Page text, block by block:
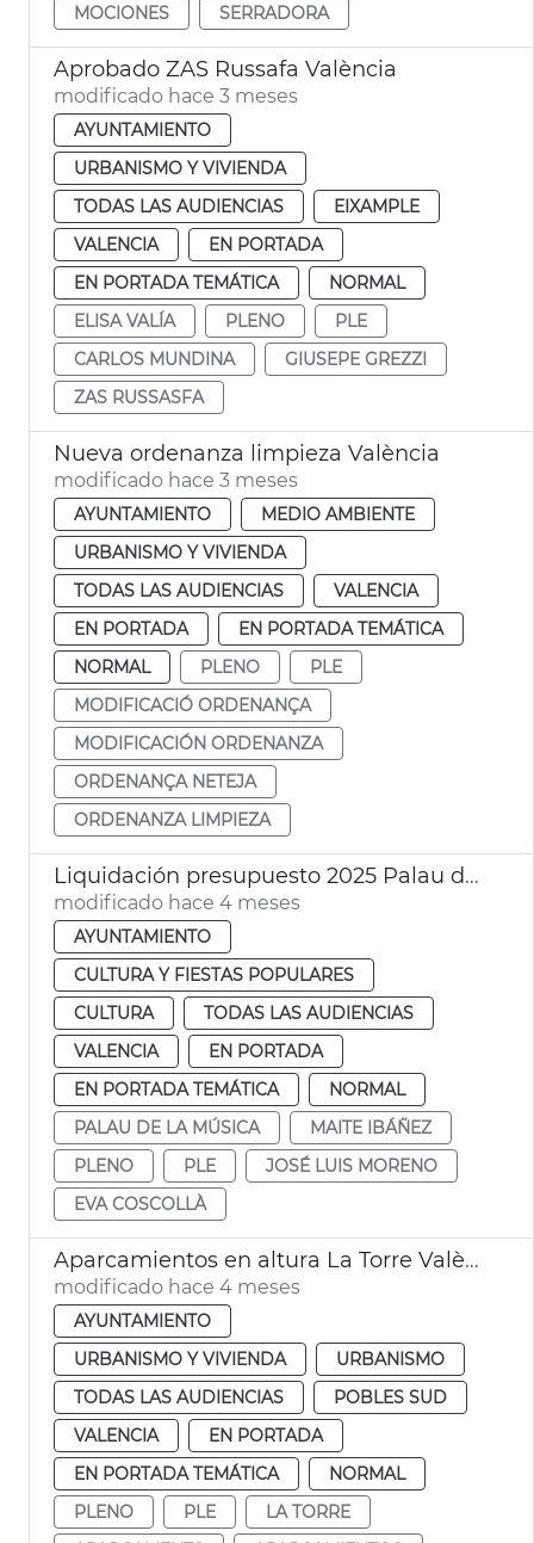
MOCIONES
SERRADORA
Aprobado ZAS Russafa València
modificado hace 3 meses
AYUNTAMIENTO
URBANISMO Y VIVIENDA
TODAS LAS AUDIENCIAS
EIXAMPLE
VALENCIA
EN PORTADA
EN PORTADA TEMÁTICA
NORMAL
ELISA VALÍA
PLENO
PLE
CARLOS MUNDINA
GIUSEPE GREZZI
ZAS RUSSASFA
Nueva ordenanza limpieza València
modificado hace 3 meses
AYUNTAMIENTO
MEDIO AMBIENTE
URBANISMO Y VIVIENDA
TODAS LAS AUDIENCIAS
VALENCIA
EN PORTADA
EN PORTADA TEMÁTICA
NORMAL
PLENO
PLE
MODIFICACIÓ ORDENANÇA
MODIFICACIÓN ORDENANZA
ORDENANÇA NETEJA
ORDENANZA LIMPIEZA
Liquidación presupuesto 2025 Palau de la Música València
modificado hace 4 meses
AYUNTAMIENTO
CULTURA Y FIESTAS POPULARES
CULTURA
TODAS LAS AUDIENCIAS
VALENCIA
EN PORTADA
EN PORTADA TEMÁTICA
NORMAL
PALAU DE LA MÚSICA
MAITE IBÁÑEZ
PLENO
PLE
JOSÉ LUIS MORENO
EVA COSCOLLÀ
Aparcamientos en altura La Torre València
modificado hace 4 meses
AYUNTAMIENTO
URBANISMO Y VIVIENDA
URBANISMO
TODAS LAS AUDIENCIAS
POBLES SUD
VALENCIA
EN PORTADA
EN PORTADA TEMÁTICA
NORMAL
PLENO
PLE
LA TORRE